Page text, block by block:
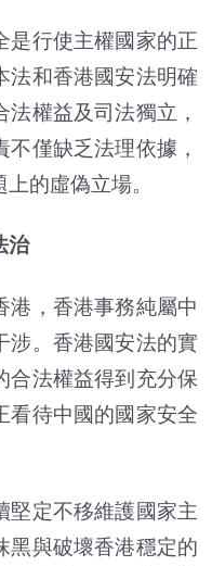
行使主權國家的正
法和香港國安法明確
權益及司法獨立，
僅缺乏法理依據，
的虛偽立場。
治
，香港事務純屬中
涉。香港國安法的實
合法權益得到充分保
看待中國的國家安全
定不移維護國家主
黑與破壞香港穩定的